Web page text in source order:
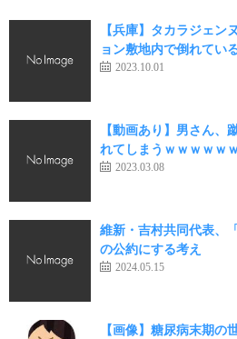
【兵庫】タカラジェ
ョン敷地内で倒れてい
2023.10.01
【動画あり】男さん、
れてしまうｗｗｗｗｗ
2023.03.08
維新・吉村共同代表、
の公約にする考え
2024.05.15
【画像】糖尿病末期の